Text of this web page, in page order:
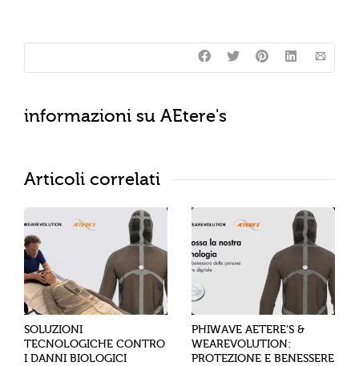
informazioni su AEtere's
Articoli correlati
SOLUZIONI
TECNOLOGICHE CONTRO
I DANNI BIOLOGICI
PHIWAVE AETERE’S &
WEAREVOLUTION:
PROTEZIONE E BENESSERE